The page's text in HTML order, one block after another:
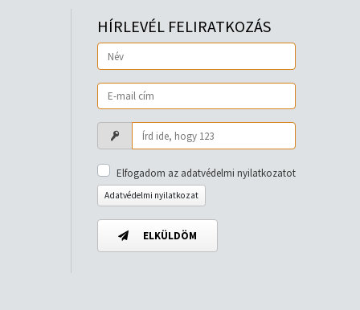
HÍRLEVÉL FELIRATKOZÁS
Elfogadom az adatvédelmi nyilatkozatot
Adatvédelmi nyilatkozat
ELKÜLDÖM